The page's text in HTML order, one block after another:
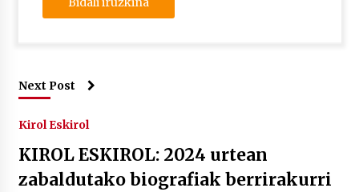
Next Post
Kirol Eskirol
KIROL ESKIROL: 2024 urtean
zabaldutako biografiak berrirakurri